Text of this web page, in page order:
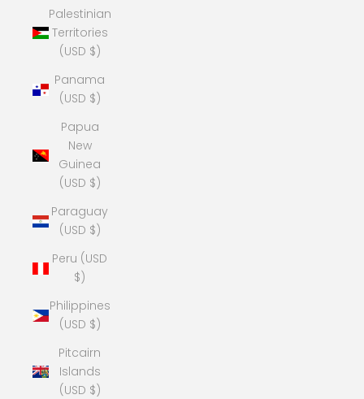
Palestinian
Territories
(USD $)
Panama
(USD $)
Papua
New
Guinea
(USD $)
Paraguay
(USD $)
Peru (USD
$)
Philippines
(USD $)
Pitcairn
Islands
(USD $)